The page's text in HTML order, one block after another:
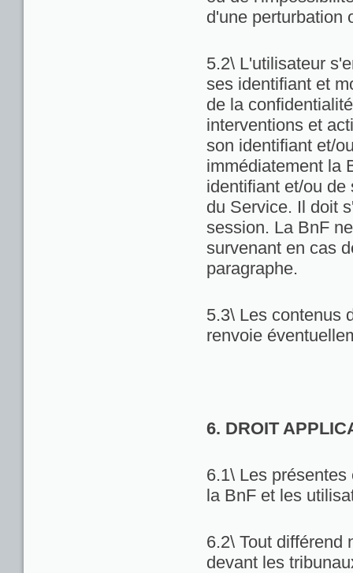
d'une perturbation
5.2\ L'utilisateur
ses identifiant et
de la
interventions et
son identifiant et/
immédiatement la
identifiant et/ou
du Service. Il doit
session. La BnF
survenant en cas
paragraphe.
5.3\ Les contenus
renvoie
6. DROIT
6.1\ Les
la BnF et les
6.2\ Tout différend
devant les